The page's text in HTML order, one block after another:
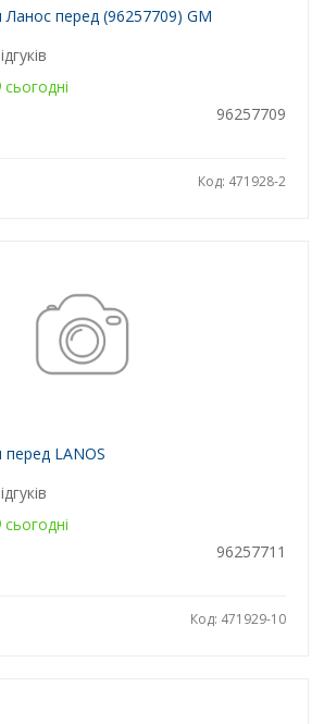
Ланос перед (96257709) GM
сьогодні
96257709
Код: 471928-2
перед LANOS
сьогодні
96257711
Код: 471929-10